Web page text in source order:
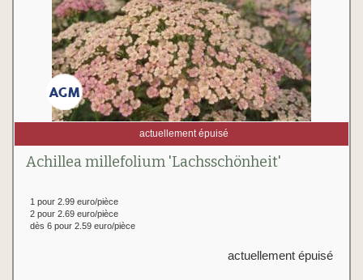
actuellement épuisé
Achillea millefolium 'Lachsschönheit'
1 pour 2.99 euro/pièce
2 pour 2.69 euro/pièce
dès 6 pour 2.59 euro/pièce
actuellement épuisé